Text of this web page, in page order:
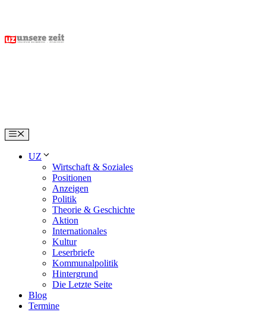
content
Menu
UZ
Wirtschaft & Soziales
Positionen
Anzeigen
Politik
Theorie & Geschichte
Aktion
Internationales
Kultur
Leserbriefe
Kommunalpolitik
Hintergrund
Die Letzte Seite
Blog
Termine